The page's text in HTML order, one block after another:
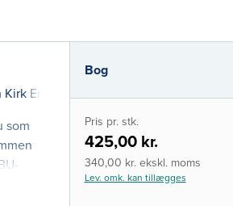
Kirk Ertmann (red.)
som
Bog
i-bog
Pris pr. stk.
425,00 kr.
340,00 kr. ekskl. moms
Lev. omk. kan tillægges